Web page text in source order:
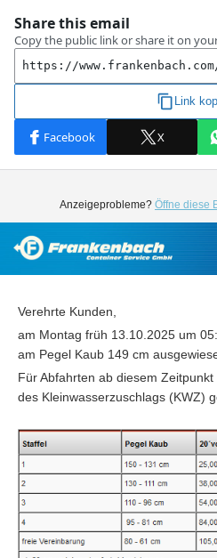
Anzeigeprobleme? Öffne diese
Verehrte Kunden,
am Montag früh 13.10.2025 um
am Pegel Kaub 149 cm
Für Abfahrten ab diesem
des Kleinwasserzuschlags (KWZ)